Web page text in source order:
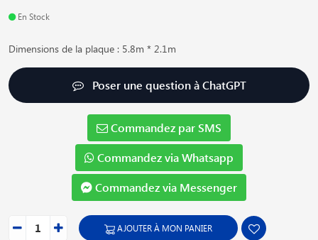
En Stock
Dimensions de la plaque : 5.8m * 2.1m
Poser une question à ChatGPT
Commandez par SMS
Commandez via Whatsapp
Commandez via Messenger
AJOUTER À MON PANIER